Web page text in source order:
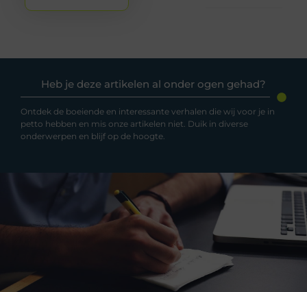
Heb je deze artikelen al onder ogen gehad?
Ontdek de boeiende en interessante verhalen die wij voor je in
petto hebben en mis onze artikelen niet. Duik in diverse
onderwerpen en blijf op de hoogte.